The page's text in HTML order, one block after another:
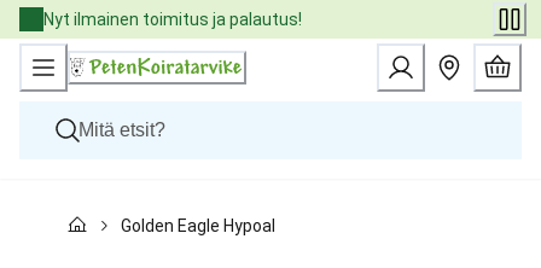
Skip
to
Content
Nyt ilmainen toimitus ja palautus!
Kissat
Golden Eagle Hypoallergenic Salmon & Potato